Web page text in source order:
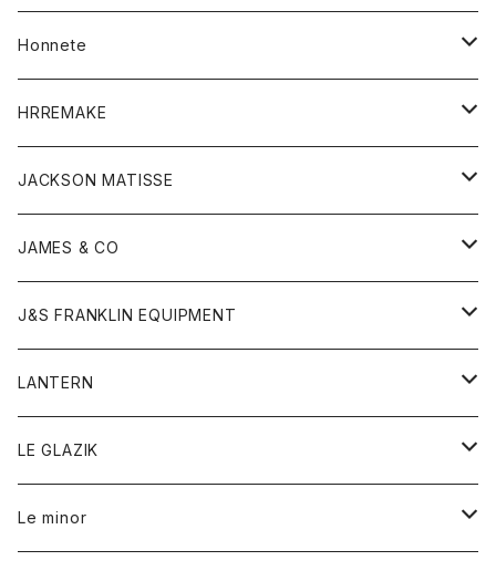
帽子
カーディガン
コート
フリース
アクセサリー
ウォレット
ストール
マフラー
リング
キッズ
Tシャツ
グッズ
アンダーウェア
靴
トップス
カーディガン
ジャケット
ボトム
オーバーオール
ショートパンツ
レディース
アウター
カーディガン
アウター
カーディガン
コート
キッズ
Tシャツ
ロンパース
グッズ
靴
ストール
トップス
カットソー
シャツ
ボトム
オーバーオール
ショートパンツ
レディース
オーバーオール
シャツ
ワンピース
ワンピース
Honnete
ブラウス
ワンピース
HRREMAKE
バック
キッズ
トレーナー
トップス
Gジャケット
スウェット
帽子
JACKSON MATISSE
Tシャツ
帽子
JAMES & CO
ボトム
J&S FRANKLIN EQUIPMENT
アウター
LANTERN
アウター
Tシャツ
LE GLAZIK
レディース
Le minor